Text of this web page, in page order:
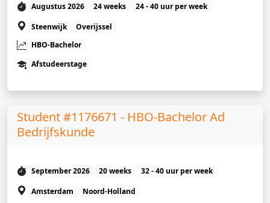
Augustus 2026 24 weeks
24 - 40 uur per week
Steenwijk
Overijssel
HBO-Bachelor
Afstudeerstage
Student #1176671 - HBO-Bachelor Ad
Bedrijfskunde
September 2026 20 weeks
32 - 40 uur per week
Amsterdam
Noord-Holland